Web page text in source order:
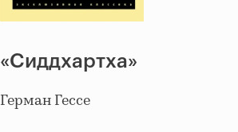
«Сиддхартха»
Герман Гессе